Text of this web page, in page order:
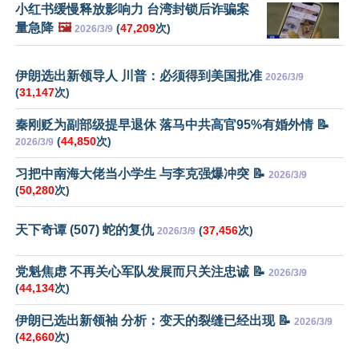
小红书缓慢释放影响力 台湾封锁后诈骗案
量急降 🖼️ 2026/3/9 (47,209次)
伊朗选出新领导人 川普：必须得到美国批准 2026/3/9
(31,147次)
秦刚贬为副部级提早退休 落马中共高官95%有婚外情 📝
2026/3/9 (44,850次)
习把中南海大佬当小学生 与李克强爆冲突 📝 2026/3/9
(50,280次)
天下奇谭 (507) 蛇的复仇 2026/3/9 (37,456次)
党魁焦虑 不再关心军队发展而只关注忠诚 📝 2026/3/9
(44,134次)
伊朗已选出新领袖 分析：变天的裂缝已经出现 📝 2026/3/9
(42,660次)